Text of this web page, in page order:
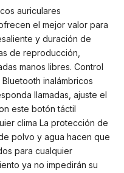
auriculares
el mejor valor para
y duración de
de reproducción,
manos libres. Control
inalámbricos
llamadas, ajuste el
este botón táctil
clima La protección de
polvo y agua hacen que
para cualquier
ya no impedirán su